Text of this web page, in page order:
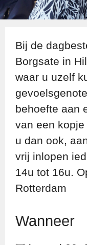
Bij de
Borgsate in
waar u uzelf
behoefte aan
van een
u dan ook,
vrij inlopen
14u tot 16u.
Rotterdam
Wanneer